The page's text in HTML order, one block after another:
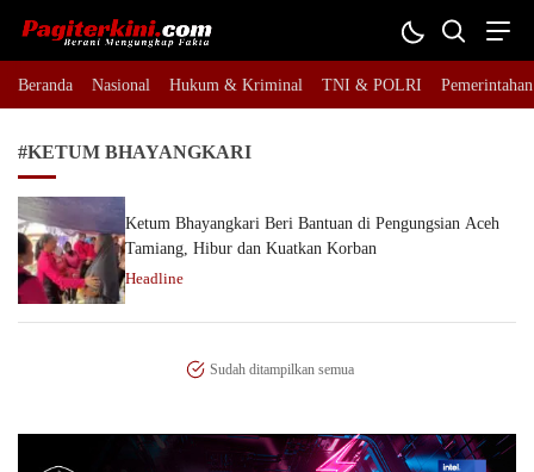
Pagiterkini.com
Berani Mengungkap Fakta
Beranda Nasional Hukum & Kriminal TNI & POLRI Pemerintahan
#KETUM BHAYANGKARI
Ketum Bhayangkari Beri Bantuan di Pengungsian Aceh
Tamiang, Hibur dan Kuatkan Korban
Headline
Sudah ditampilkan semua